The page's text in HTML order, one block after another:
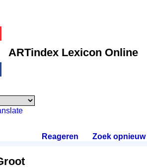
ARTindex Lexicon Online
Reageren Zoek opnieuw.